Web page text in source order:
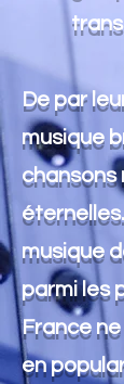
De par
musique
musique
parmi les
France
en